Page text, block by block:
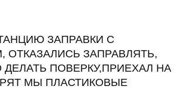
ЗАПРАВКИ С
ОТКАЗАЛИСЬ ЗАПРАВЛЯТЬ,
ПОВЕРКУ,ПРИЕХАЛ НА
МЫ ПЛАСТИКОВЫЕ